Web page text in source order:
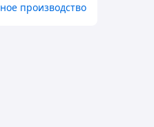
производство